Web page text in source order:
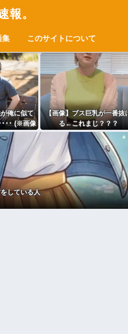
報。
集 このサイトについて
俺に似て
･･ (※画像
【画像】ブス巨乳が一番抜
る←これまじ？？？
している人